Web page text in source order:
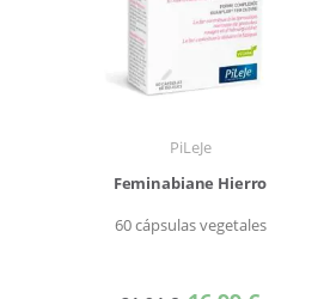
PiLeJe
Feminabiane Hierro
60 cápsulas vegetales